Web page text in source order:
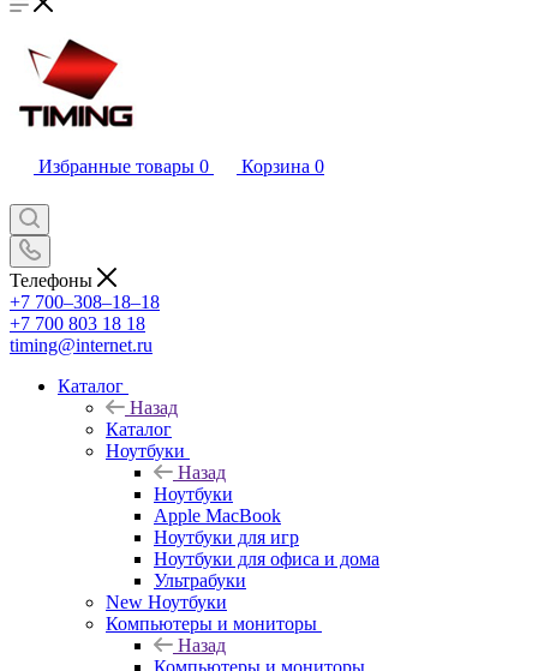
Избранные товары 0 Корзина 0
Телефоны
+7 700‒308‒18‒18
+7 700 803 18 18
timing@internet.ru
Каталог
Назад
Каталог
Ноутбуки
Назад
Ноутбуки
Apple MacBook
Ноутбуки для игр
Ноутбуки для офиса и дома
Ультрабуки
New Ноутбуки
Компьютеры и мониторы
Назад
Компьютеры и мониторы